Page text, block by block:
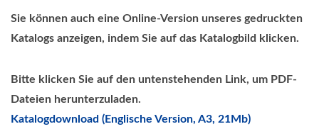
Sie können auch eine Online-Version unseres gedruckten
Katalogs anzeigen, indem Sie auf das Katalogbild klicken.
Bitte klicken Sie auf den untenstehenden Link, um PDF-
Dateien herunterzuladen.
Katalogdownload (Englische Version, A3, 21Mb)